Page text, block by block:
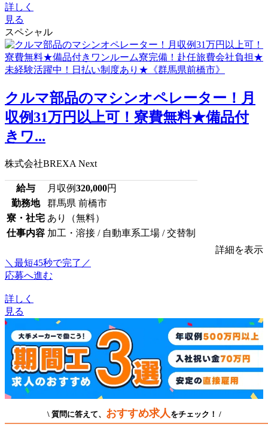
詳しく
見る
スペシャル
クルマ部品のマシンオペレーター！月
収例31万円以上可！寮費無料★備品付
きワ...
株式会社BREXA Next
給与 月収例320,000円
勤務地
群馬県 前橋市
寮・社宅 あり（無料）
仕事内容 加工・溶接 / 自動車系工場 / 交替制
詳細を表示
＼最短45秒で完了／
応募へ進む
詳しく
見る
\ 質問に答えて、 おすすめ求人 をチェック！ /